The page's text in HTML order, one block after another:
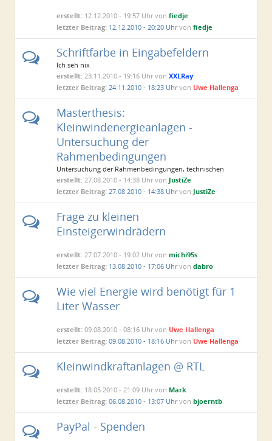
erstellt: 12.12.2010 - 19:57 Uhr vonfiedje
letzter Beitrag: 12.12.2010 - 20:20 Uhrvonfiedje
Schriftfarbe in Eingabefeldern
Ich seh nix
erstellt: 23.11.2010 - 19:16 Uhr vonXXLRay
letzter Beitrag: 24.11.2010 - 18:23 Uhrvon Uwe Hallenga
Masterthesis:
Kleinwindenergieanlagen -
Untersuchung der
Rahmenbedingungen
Untersuchung der Rahmenbedingungen, technischen
Konzepte und Wirtschaftlichkeit am Standort
Norddeutschland + Softwaretool zur Ertragsprognose/
Wirtschaftlichkeit
erstellt: 27.08.2010 - 14:38 Uhr von JustiZe
letzter Beitrag: 27.08.2010 - 14:38 Uhrvon JustiZe
Frage zu kleinen
Einsteigerwindrädern
erstellt: 27.07.2010 - 19:02 Uhr vonmichi95s
letzter Beitrag: 13.08.2010 - 17:06 Uhrvondabro
Wie viel Energie wird benötigt für 1
Liter Wasser
erstellt: 09.08.2010 - 08:16 Uhr von Uwe Hallenga
letzter Beitrag: 09.08.2010 - 18:16 Uhrvon Uwe Hallenga
Kleinwindkraftanlagen @ RTL
erstellt: 18.05.2010 - 21:09 Uhr von Mark
letzter Beitrag: 06.08.2010 - 13:07 Uhrvonbjoerntb
PayPal - Spenden